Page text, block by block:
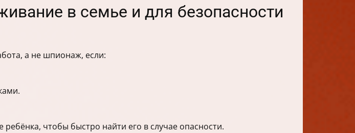
в семье и для безопасности
а не шпионаж, если:
чтобы быстро найти его в случае опасности.